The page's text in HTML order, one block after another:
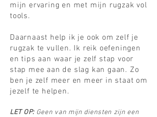
mijn ervaring en met mijn rugzak vol
tools.
Daarnaast help ik je ook om zelf je
rugzak te vullen. Ik reik oefeningen
en tips aan waar je zelf stap voor
stap mee aan de slag kan gaan. Zo
ben je zelf meer en meer in staat om
jezelf te helpen.
LET OP: Geen van mijn diensten zijn een